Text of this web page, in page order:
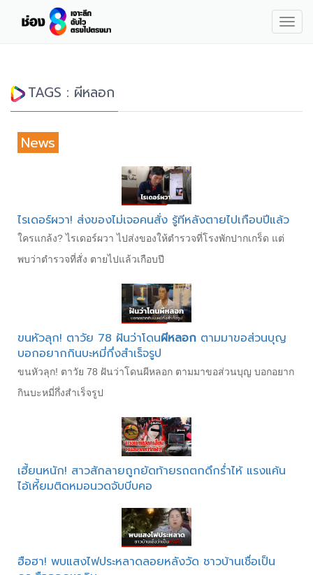
TAGS : ผีหลอก
News
ไรเดอร์ผวา! ส่งของไม่เจอคนสั่ง รู้ทีหลังตายไปเกือบปีแล้ว
ใครแกล้ง? ไรเดอร์ผวา ไปส่งของให้ตำรวจที่โรงพักปากเกร็ด แต่
พบว่าตำรวจที่สั่ง ตายไปแล้วเกือบปี
ขนหัวลุก! ตาวัย 78 ฝันว่าโดนผีหลอก ตามมาขอส่วนบุญ
บอกอยากกินบะหมี่กึ่งสำเร็จรูป
ขนหัวลุก! ตาวัย 78 ฝันว่าโดนผีหลอก ตามมาขอส่วนบุญ บอกอยาก
กินบะหมี่กึ่งสำเร็จรูป
เฮี้ยนหนัก! สาวสักลายถูกยัดท้ายรถตกดึกร่ำไห้ แรงแค้น
ไอ้เหี้ยมติดหมอนวดจับบีบคอ
ฮือฮา! พบแสงไฟประหลาดลอยหลังวัด ชาวบ้านเชื่อเป็น